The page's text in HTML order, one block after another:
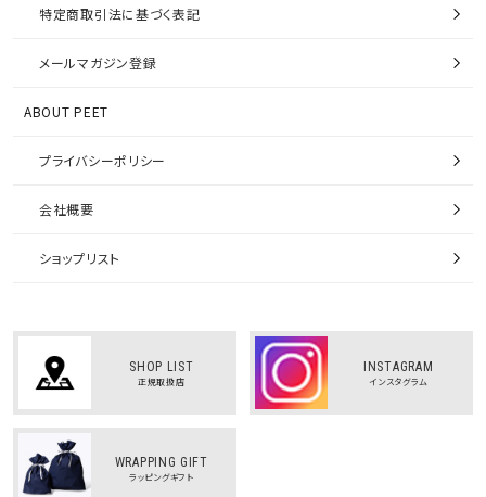
特定商取引法に基づく表記
メールマガジン登録
ABOUT PEET
プライバシーポリシー
会社概要
ショップリスト
SHOP LIST
正規取扱店
INSTAGRAM
インスタグラム
WRAPPING GIFT
ラッピングギフト